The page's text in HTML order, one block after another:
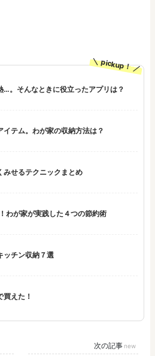
pickup！
…。そんなときに役立ったアプリは？
イテム。わが家の収納方法は？
みせるテクニックまとめ
わが家が実践した４つの節約術
ッチン収納７選
えた！
次の記事